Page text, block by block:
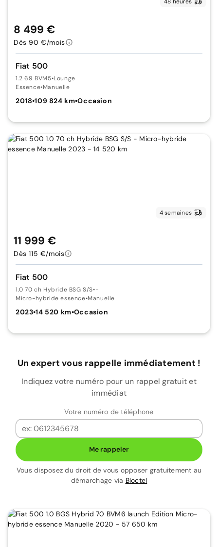
Fiat 500
1.2 69 BVM5•Lounge
Essence•Manuelle
2018•109 824 km•Occasion
8 499 €
Dès 90 €/mois
4 semaines
Fiat 500
1.0 70 ch Hybride BSG S/S•-
Micro-hybride essence•Manuelle
2023•14 520 km•Occasion
11 999 €
Dès 115 €/mois
Un expert vous rappelle immédiatement !
Indiquez votre numéro pour un rappel gratuit et
immédiat
Votre numéro de téléphone
Me rappeler
Vous disposez du droit de vous opposer gratuitement au
démarchage via Bloctel